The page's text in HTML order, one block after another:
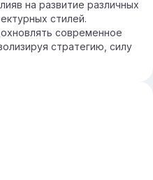
на развитие различных
стилей.
современное
стратегию, силу